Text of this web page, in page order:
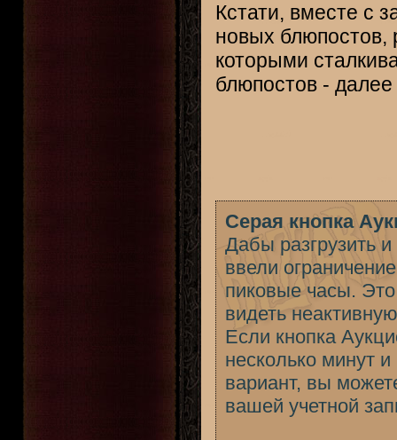
Кстати, вместе с
новых
которыми
блюпостов - далее
Серая кнопка
Дабы разгрузить
ввели
пиковые часы. Это
видеть
Если кнопка
несколько минут
вариант, вы
вашей учетной